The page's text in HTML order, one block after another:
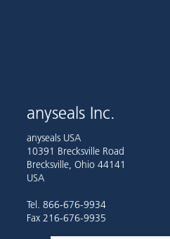
anyseals Inc.
anyseals USA
10391 Brecksville Road
Brecksville, Ohio 44141
USA
Tel. 866-676-9934
Fax 216-676-9935